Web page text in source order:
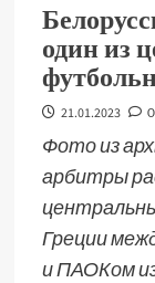
один из
21.01.2023 0
Фото из
арбитры
Греции
и ПАОКом